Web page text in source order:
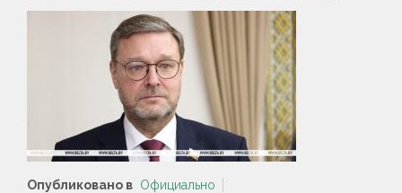
Опубликовано в Официально